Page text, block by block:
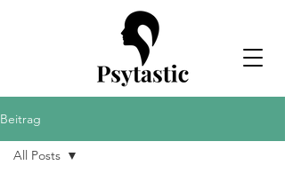
Beitrag
All Posts